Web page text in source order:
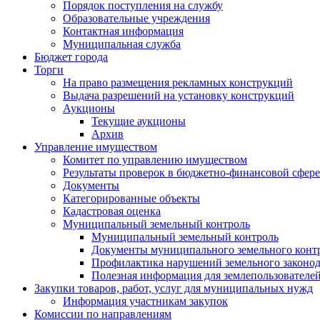
Порядок поступления на службу
Образовательные учреждения
Контактная информация
Муниципальная служба
Бюджет города
Торги
На право размещения рекламных конструкций
Выдача разрешений на установку конструкций
Аукционы
Текущие аукционы
Архив
Управление имуществом
Комитет по управлению имуществом
Результаты проверок в бюджетно-финансовой сфере
Документы
Категорированные объекты
Кадастровая оценка
Муниципальный земельный контроль
Муниципальный земельный контроль
Документы муниципального земельного
Профилактика нарушений земельного
Полезная информация для землепользователей
Закупки товаров, работ, услуг для муниципальных нужд
Информация участникам закупок
Комиссии по направлениям